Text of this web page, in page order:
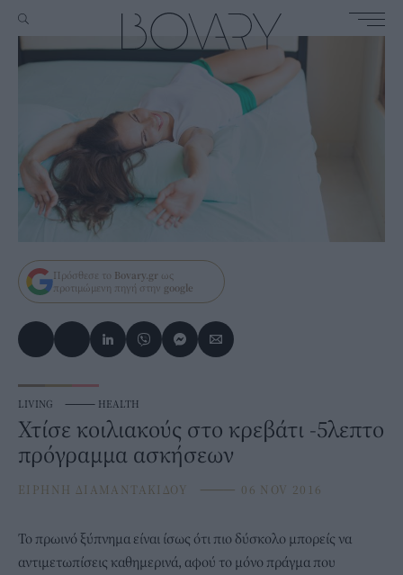
Πρόσθεσε το Bovary.gr ως
προτιμώμενη πηγή στην google
LIVING ⸻ HEALTH
Χτίσε κοιλιακούς στο κρεβάτι -5λεπτο
πρόγραμμα ασκήσεων
ΕΙΡΗΝΗ ΔΙΑΜΑΝΤΑΚΙΔΟΥ ⸻ 06 NOV 2016
Το πρωινό ξύπνημα είναι ίσως ότι πιο δύσκολο μπορείς να
αντιμετωπίσεις καθημερινά, αφού το μόνο πράγμα που